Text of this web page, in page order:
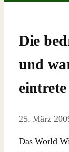
Die
und
eintrete
25. März
Das World